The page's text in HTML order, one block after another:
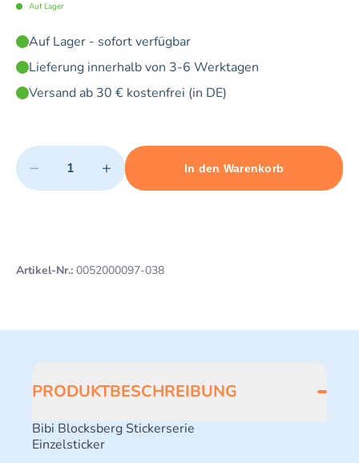
Auf Lager
Auf Lager - sofort verfügbar
Lieferung innerhalb von 3-6 Werktagen
Versand ab 30 € kostenfrei (in DE)
Quantity
− +
Minimum quantity: 1 Maximum quantity: 48
In den Warenkorb
Add 1 item to cart
Artikel-Nr.: 0052000097-038
PRODUKTBESCHREIBUNG
Bibi Blocksberg Stickerserie
Einzelsticker